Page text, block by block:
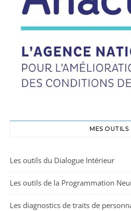
MES OUTILS
Les outils du Dialogue Intérieur
Les outils de la Programmation
Les diagnostics de traits de